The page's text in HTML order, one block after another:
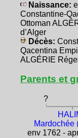
Naissance:
Constantine-
Ottoman
d’Alger
Décès:
Qacentina
ALGÉRIE
Parents et
?
Mardochée
env 1762 -